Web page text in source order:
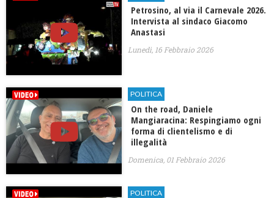
Petrosino, al via il Carnevale 2026.
Intervista al sindaco Giacomo
Anastasi
Lunedì, 16 Febbraio 2026
POLITICA
On the road, Daniele
Mangiaracina: Respingiamo ogni
forma di clientelismo e di
illegalità
Domenica, 01 Febbraio 2026
POLITICA